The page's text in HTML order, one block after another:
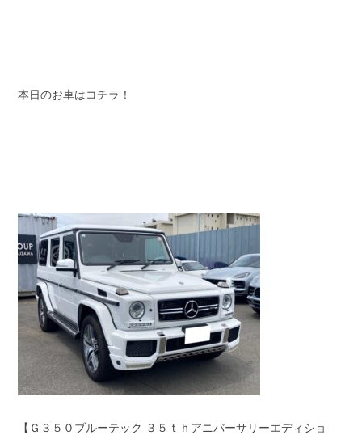
ホーム
本日のお車はコチラ！
【Ｇ３５０ブルーテック ３５ｔｈアニバーサリーエディショ